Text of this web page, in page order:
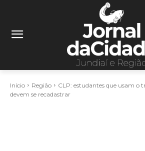
Início Região
CLP: estudantes que usam o
devem se recadastrar